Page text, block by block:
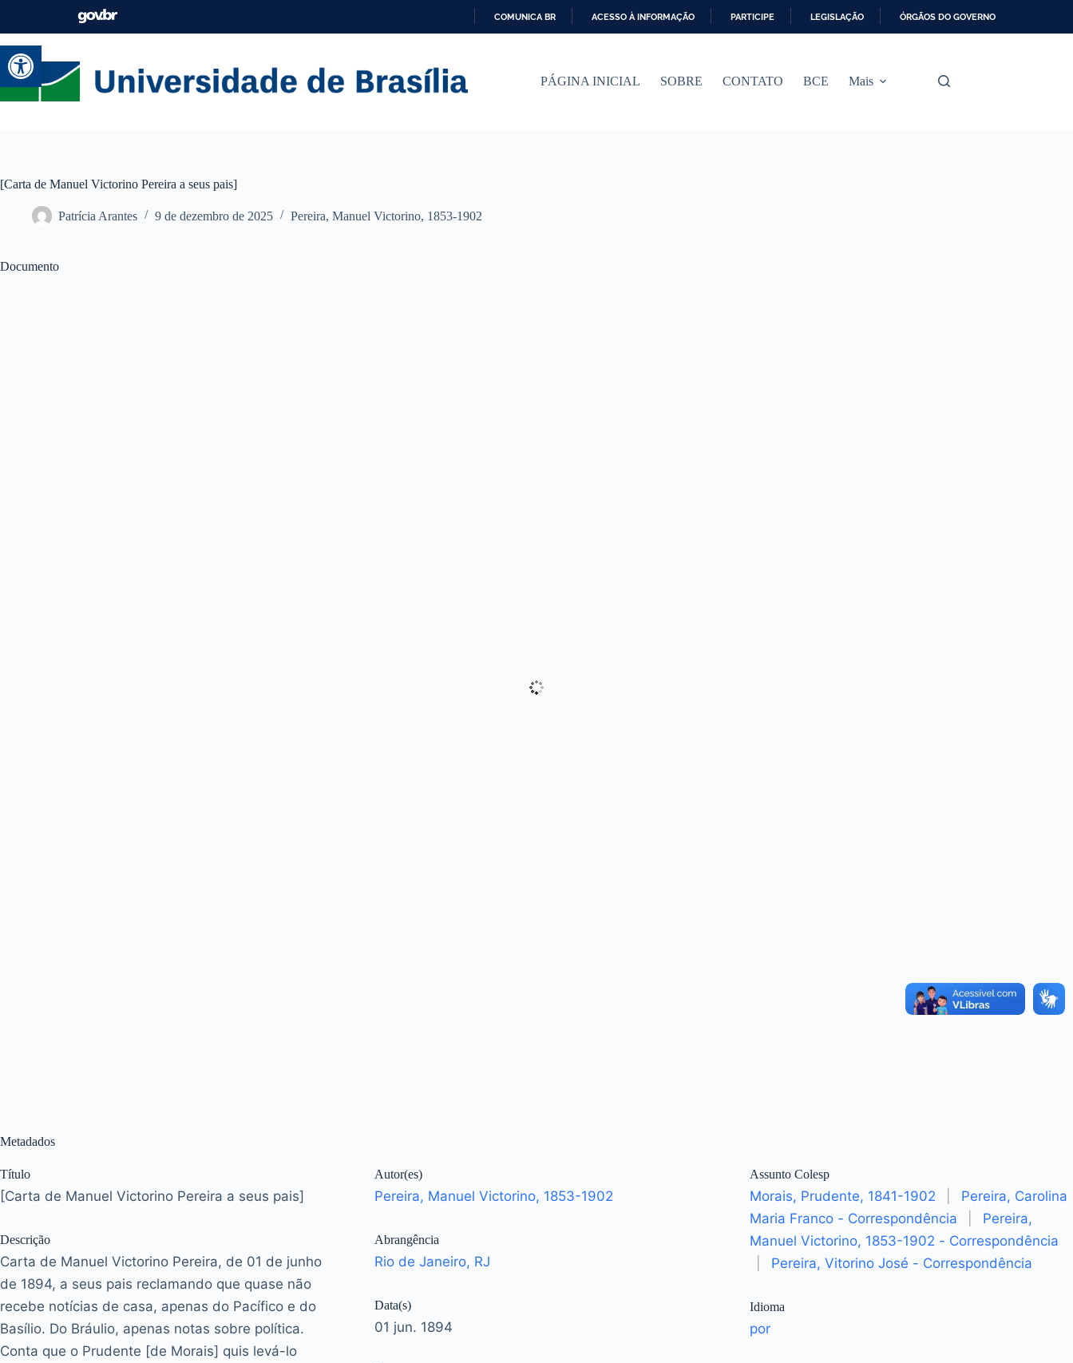
Abrir a barra de ferramentas
A
COMUNICA BR ACESSO À INFORMAÇÃO PARTICIPE LEGISLAÇÃO ÓRGÃOS DO GOVERNO
PÁGINA INICIAL SOBRE CONTATO BCE Mais
[Carta de Manuel Victorino Pereira a seus pais]
Patrícia Arantes 9 de dezembro de 2025 Pereira, Manuel Victorino, 1853-1902
Documento
Metadados
Título
[Carta de Manuel Victorino Pereira a seus pais]
Descrição
Carta de Manuel Victorino Pereira, de 01 de junho
de 1894, a seus pais reclamando que quase não
recebe notícias de casa, apenas do Pacífico e do
Basílio. Do Bráulio, apenas notas sobre política.
Conta que o Prudente [de Morais] quis levá-lo
Autor(es)
Pereira, Manuel Victorino, 1853-1902
Abrangência
Rio de Janeiro, RJ
Data(s)
01 jun. 1894
Assunto Colesp
Morais, Prudente, 1841-1902
Pereira, Carolina
Maria Franco - Correspondência
Pereira,
Manuel Victorino, 1853-1902 - Correspondência
Pereira, Vitorino José - Correspondência
Idioma
por